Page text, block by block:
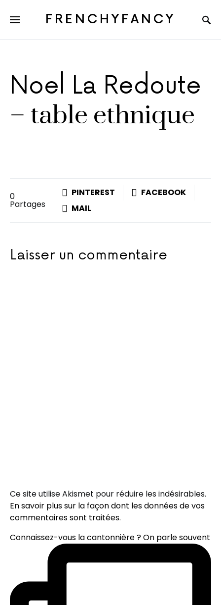
FRENCHYFANCY
Noel La Redoute
– table ethnique
0
Partages
PINTEREST
FACEBOOK
MAIL
Laisser un commentaire
Ce site utilise Akismet pour réduire les indésirables.
En savoir plus sur la façon dont les données de vos
commentaires sont traitées.
Connaissez-vous la cantonnière ? On parle souvent